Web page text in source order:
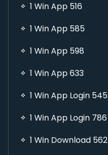
1 Win App 516
1 Win App 585
1 Win App 598
1 Win App 633
1 Win App Login 545
1 Win App Login 786
1 Win Download 562